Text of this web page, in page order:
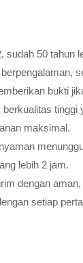
50 tahun
bukti
tinggi
maksimal.
lebih 2 jam.
dengan
setiap